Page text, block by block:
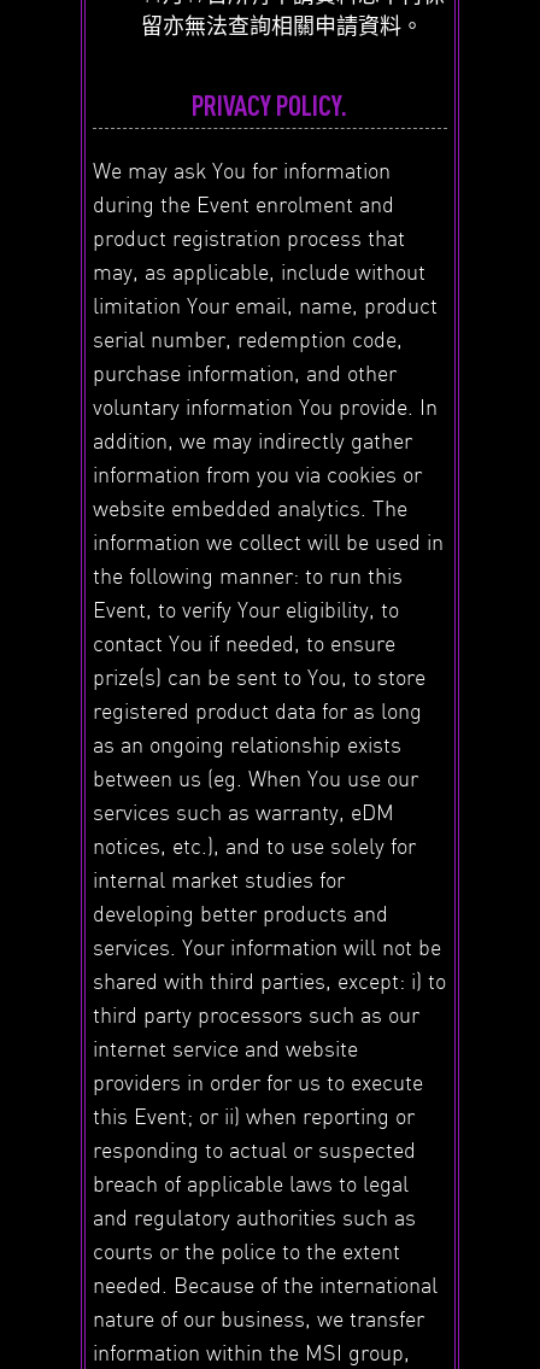
留亦無法查詢相關申請資料。
PRIVACY POLICY.
We may ask You for information
during the Event enrolment and
product registration process that
may, as applicable, include without
limitation Your email, name, product
serial number, redemption code,
purchase information, and other
voluntary information You provide. In
addition, we may indirectly gather
information from you via cookies or
website embedded analytics. The
information we collect will be used in
the following manner: to run this
Event, to verify Your eligibility, to
contact You if needed, to ensure
prize(s) can be sent to You, to store
registered product data for as long
as an ongoing relationship exists
between us (eg. When You use our
services such as warranty, eDM
notices, etc.), and to use solely for
internal market studies for
developing better products and
services. Your information will not be
shared with third parties, except: i) to
third party processors such as our
internet service and website
providers in order for us to execute
this Event; or ii) when reporting or
responding to actual or suspected
breach of applicable laws to legal
and regulatory authorities such as
courts or the police to the extent
needed. Because of the international
nature of our business, we transfer
information within the MSI group,